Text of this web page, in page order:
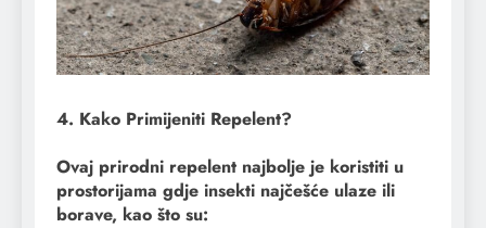
4. Kako Primijeniti Repelent?
Ovaj prirodni repelent najbolje je koristiti u
prostorijama gdje insekti najčešće ulaze ili
borave, kao što su: